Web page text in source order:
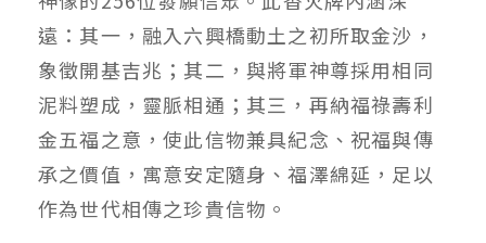
遠：其一，融入六興橋動土之初所取金沙，
象徵開基吉兆；其二，與將軍神尊採用相同
泥料塑成，靈脈相通；其三，再納福祿壽利
金五福之意，使此信物兼具紀念、祝福與傳
承之價值，寓意安定隨身、福澤綿延，足以
作為世代相傳之珍貴信物。